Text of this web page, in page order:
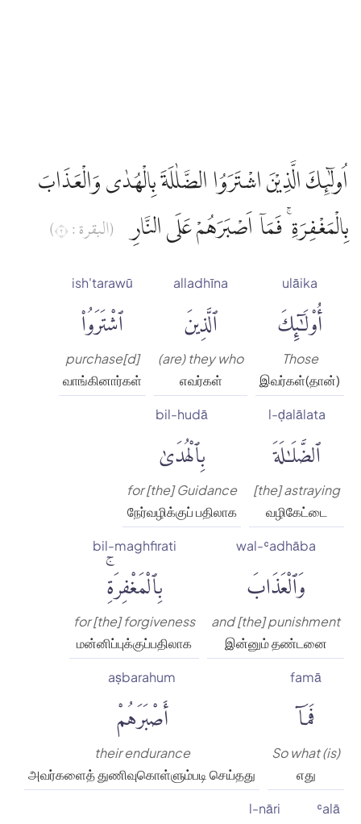
اُولٰۤىِٕكَ الَّذِيْنَ اشْتَرَوُا الضَّلٰلَةَ بِالْهُدٰى وَالْعَذَابَ
بِالْمَغْفِرَةِ ۚ فَمَآ اَصْبَرَهُمْ عَلَى النَّارِ
(البقرة : ٢)
ulāika
أُو۟لَٰٓئِكَ
Those
இவர்கள்(தான்)
alladhīna
ٱلَّذِينَ
(are) they who
எவர்கள்
ish'tarawū
ٱشْتَرَوُا۟
purchase[d]
வாங்கினார்கள்
l-ḍalālata
ٱلضَّلَٰلَةَ
[the] astraying
வழிகேட்டை
bil-hudā
بِٱلْهُدَىٰ
for [the] Guidance
நேர்வழிக்குப் பதிலாக
wal-ʿadhāba
وَٱلْعَذَابَ
and [the] punishment
இன்னும் தண்டனை
bil-maghfirati
بِٱلْمَغْفِرَةِۚ
for [the] forgiveness
மன்னிப்புக்குப்பதிலாக
famā
فَمَآ
So what (is)
எது
aṣbarahum
أَصْبَرَهُمْ
their endurance
அவர்களைத் துணிவுகொள்ளும்படி செய்தது
ʿalā
l-nāri